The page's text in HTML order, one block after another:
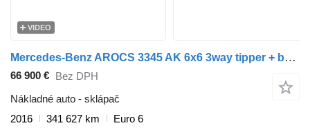
VIDEO
Mercedes-Benz AROCS 3345 AK 6x6 3way tipper + bordmatic
66 900 € Bez DPH
Nákladné auto - sklápač
2016
341 627 km
Euro 6